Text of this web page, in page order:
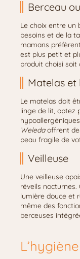
Berceau
Le choix entre un
besoins et de la
mamans
est plus petit et
produit choisi soit
Matelas et
Le matelas doit
linge de lit, optez
Weledaoffrent
peau fragile de
Veilleuse
Une veilleuse
réveils
lumière douce et
même des
berceuses